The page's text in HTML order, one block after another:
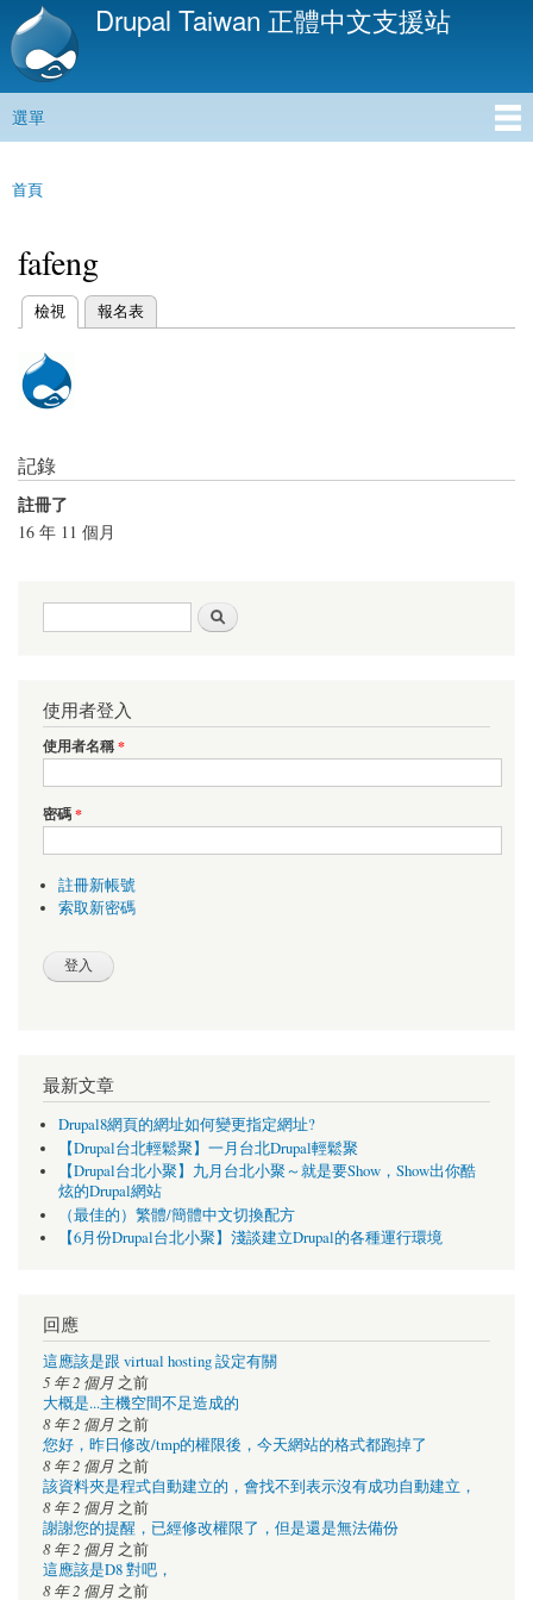
移
內
Drupal Taiwan 正體中文支援站
主選單
選單
您在這裡
首頁
fafeng
主要索引標籤
檢視
(作用中頁籤) 報名表
記錄
註冊了
16 年 11 個月
搜尋表單
使用者登入
使用者名稱*
密碼*
註冊新帳號
索取新密碼
最新文章
Drupal8網頁的網址如何變更指定網址?
【Drupal台北輕鬆聚】一月台北Drupal輕鬆聚
【Drupal台北小聚】九月台北小聚～就是要Show，Show出你酷
炫的Drupal網站
（最佳的）繁體/簡體中文切換配方
【6月份Drupal台北小聚】淺談建立Drupal的各種運行環境
回應
這應該是跟 virtual hosting 設定有關
5 年 2 個月 之前
大概是...主機空間不足造成的
8 年 2 個月 之前
您好，昨日修改/tmp的權限後，今天網站的格式都跑掉了
8 年 2 個月 之前
該資料夾是程式自動建立的，會找不到表示沒有成功自動建立，
8 年 2 個月 之前
謝謝您的提醒，已經修改權限了，但是還是無法備份
8 年 2 個月 之前
這應該是D8 對吧，
8 年 2 個月 之前